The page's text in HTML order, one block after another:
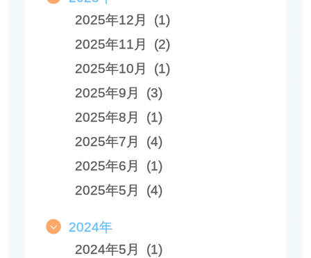
2025年12月 (1)
2025年11月 (2)
2025年10月 (1)
2025年9月 (3)
2025年8月 (1)
2025年7月 (4)
2025年6月 (1)
2025年5月 (4)
2024年
2024年5月 (1)